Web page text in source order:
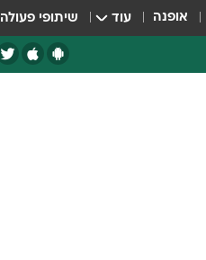
אופנה עוד שיתופי פעולה